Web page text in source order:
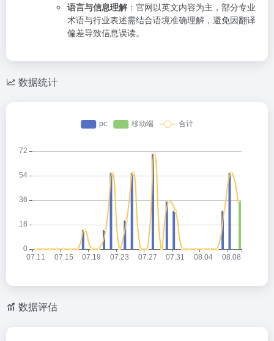
语言与信息理解：官网以英文内容为主，部分专业
术语与行业表述需结合语境准确理解，避免因翻译
偏差导致信息误读。
数据统计
数据评估